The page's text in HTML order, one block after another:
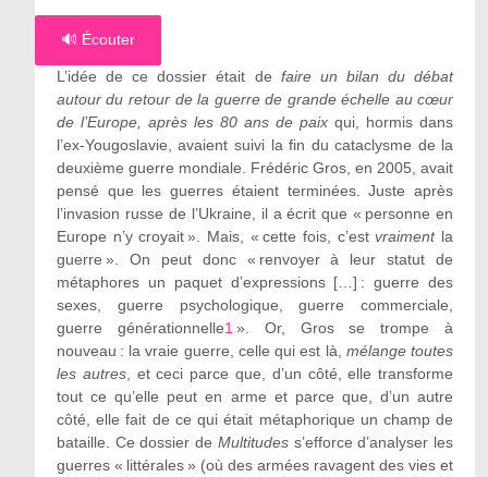
🔊 Écouter
L’idée de ce dossier était de faire un bilan du débat
autour du retour de la guerre de grande échelle au cœur
de l’Europe, après les 80 ans de paixqui, hormis dans
l’ex-Yougoslavie, avaient suivi la fin du cataclysme de la
deuxième guerre mondiale. Frédéric Gros, en 2005, avait
pensé que les guerres étaient terminées. Juste après
l’invasion russe de l’Ukraine, il a écrit que « personne en
Europe n’y croyait ». Mais, « cette fois, c’estvraimentla
guerre ». On peut donc « renvoyer à leur statut de
métaphores un paquet d’expressions […] : guerre des
sexes, guerre psychologique, guerre commerciale,
guerre générationnelle1 ». Or, Gros se trompe à
nouveau : la vraie guerre, celle qui est là, mélange toutes
les autres, et ceci parce que, d’un côté, elle transforme
tout ce qu’elle peut en arme et parce que, d’un autre
côté, elle fait de ce qui était métaphorique un champ de
bataille. Ce dossier de Multitudess’efforce d’analyser les
guerres « littérales » (où des armées ravagent des vies et